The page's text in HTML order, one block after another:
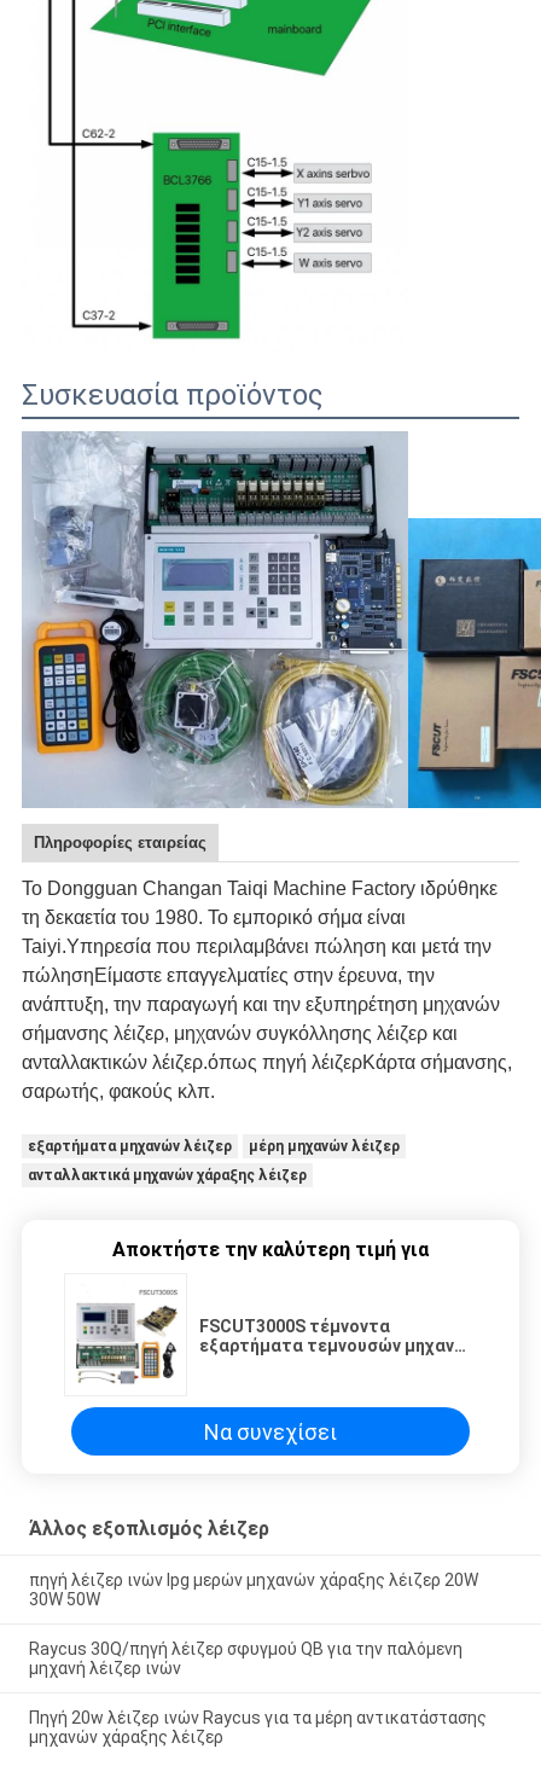
Συσκευασία προϊόντος
Πληροφορίες εταιρείας
Το Dongguan Changan Taiqi Machine Factory ιδρύθηκε
τη δεκαετία του 1980. Το εμπορικό σήμα είναι
Taiyi.Υπηρεσία που περιλαμβάνει πώληση και μετά την
πώλησηΕίμαστε επαγγελματίες στην έρευνα, την
ανάπτυξη, την παραγωγή και την εξυπηρέτηση μηχανών
σήμανσης λέιζερ, μηχανών συγκόλλησης λέιζερ και
ανταλλακτικών λέιζερ.όπως πηγή λέιζερΚάρτα σήμανσης,
σαρωτής, φακούς κλπ.
εξαρτήματα μηχανών λέιζερ
μέρη μηχανών λέιζερ
ανταλλακτικά μηχανών χάραξης λέιζερ
Αποκτήστε την καλύτερη τιμή για
FSCUT3000S τέμνοντα
εξαρτήματα τεμνουσών μηχανών
Να συνεχίσει
Άλλος εξοπλισμός λέιζερ
πηγή λέιζερ ινών Ipg μερών μηχανών χάραξης λέιζερ 20W
30W 50W
Raycus 30Q/πηγή λέιζερ σφυγμού QB για την παλόμενη
μηχανή λέιζερ ινών
Πηγή 20w λέιζερ ινών Raycus για τα μέρη αντικατάστασης
μηχανών χάραξης λέιζερ